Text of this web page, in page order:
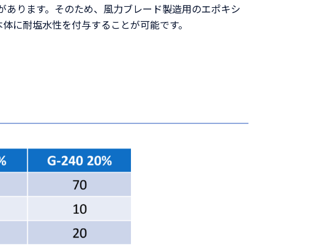
ります。そのため、風力ブレード製造用のエポキシ
に耐塩水性を付与することが可能です。